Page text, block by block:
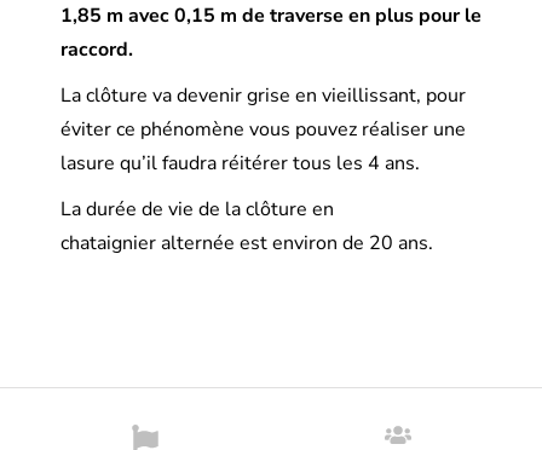
1,85 m avec 0,15 m de traverse en plus pour le
raccord.
La clôture va devenir grise en vieillissant, pour
éviter ce phénomène vous pouvez réaliser une
lasure qu’il faudra réitérer tous les 4 ans.
La durée de vie de la clôture en
chataignier alternée est environ de 20 ans.